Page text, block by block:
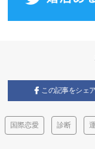
この記事をシェ
国際恋愛 診断